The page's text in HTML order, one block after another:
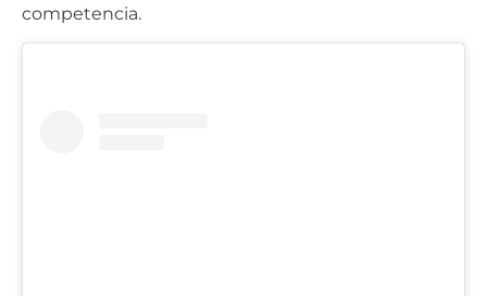
competencia.